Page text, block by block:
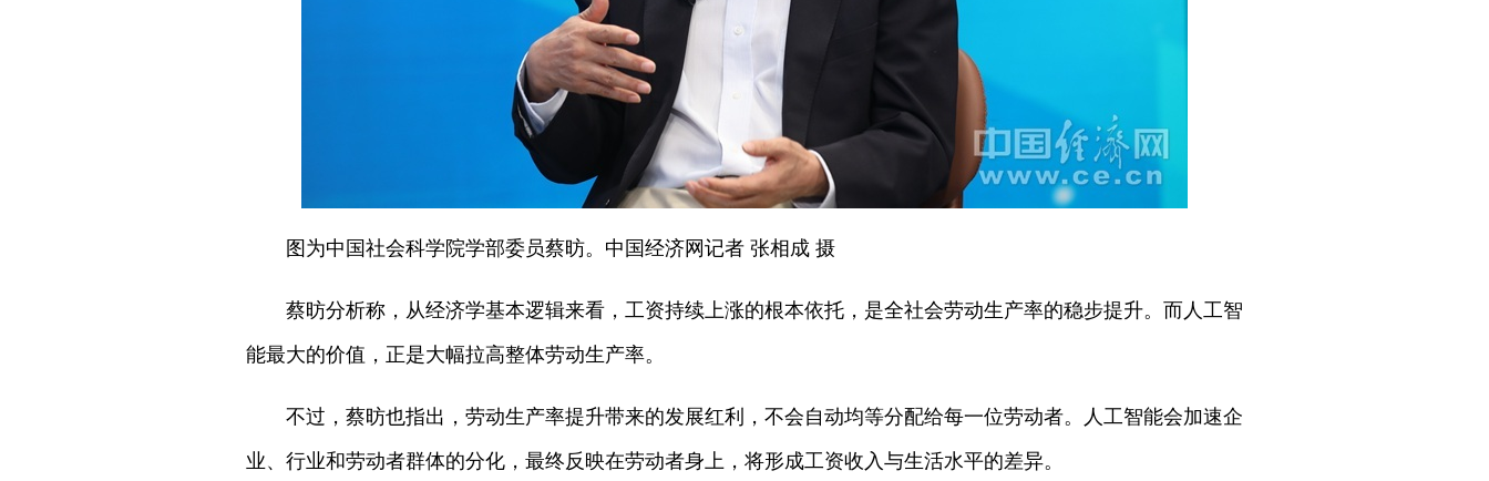
图为中国社会科学院学部委员蔡昉。中国经济网记者 张相成 摄
蔡昉分析称，从经济学基本逻辑来看，工资持续上涨的根本依托，是全社会劳动生产率的稳步提升。而人工智
能最大的价值，正是大幅拉高整体劳动生产率。
不过，蔡昉也指出，劳动生产率提升带来的发展红利，不会自动均等分配给每一位劳动者。人工智能会加速企
业、行业和劳动者群体的分化，最终反映在劳动者身上，将形成工资收入与生活水平的差异。